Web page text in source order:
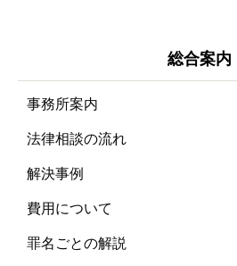
総合案内
事務所案内
法律相談の流れ
解決事例
費用について
罪名ごとの解説